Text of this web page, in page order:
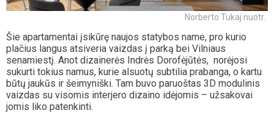
Norberto Tukaj nuotr.
Šie apartamentai įsikūrę naujos statybos name, pro kurio
plačius langus atsiveria vaizdas į parką bei Vilniaus
senamiestį. Anot dizainerės Indrės Dorofėjūtės, norėjosi
sukurti tokius namus, kurie alsuotų subtilia prabanga, o kartu
būtų jaukūs ir šeimyniški. Tam buvo paruoštas 3D modulinis
vaizdas su visomis interjero dizaino idėjomis – užsakovai
jomis liko patenkinti.